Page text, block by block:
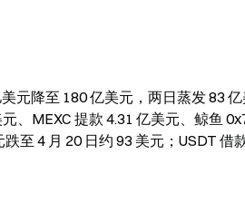
元降至 180 亿美元，两日蒸发 83 亿
、MEXC 提款 4.31 亿美元、鲸鱼
至 4 月 20 日约 93 美元；USDT 借